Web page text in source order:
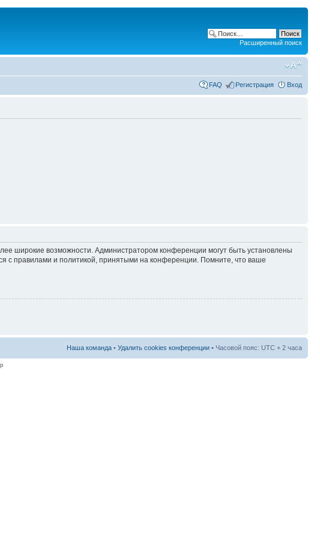
Расширенный поиск
FAQ Регистрация Вход
широкие возможности. Администратором конференции могут быть установлены
с правилами и политикой, принятыми на конференции. Помните, что ваше
Наша команда • Удалить cookies конференции • Часовой пояс: UTC + 2 часа